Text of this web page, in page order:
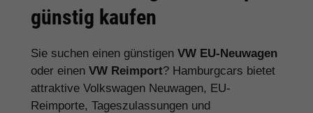
günstig kaufen
Sie suchen einen günstigen VW EU-Neuwagen
oder einen VW Reimport? Hamburgcars bietet
attraktive Volkswagen Neuwagen, EU-
Reimporte, Tageszulassungen und